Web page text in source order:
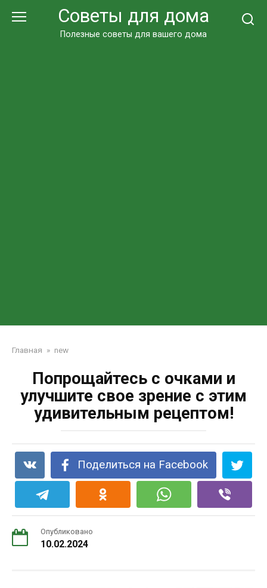
Советы для дома
Полезные советы для вашего дома
Главная » new
Попрощайтесь с очками и
улучшите свое зрение с этим
удивительным рецептом!
Поделиться на Facebook
Опубликовано
10.02.2024